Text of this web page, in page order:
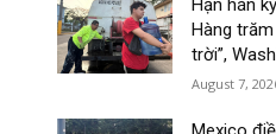
Hạn hán
Hàng trăm
trời”,
August 7,